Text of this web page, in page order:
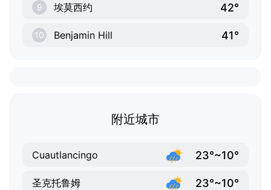
9 埃莫西约 42°
10 Benjamin Hill 41°
附近城市
Cuautlancingo 23°~10°
圣克托鲁姆 23°~10°